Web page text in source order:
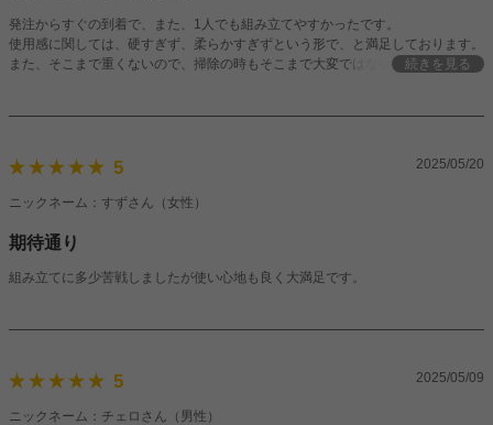
発注からすぐの到着で、また、1人でも組み立てやすかったです。
使用感に関しては、硬すぎず、柔らかすぎずという形で、と満足しております。
また、そこまで重くないので、掃除の時もそこまで大変ではないかと思います。
続きを見る
5 2025/05/20
ニックネーム：すずさん（女性）
期待通り
組み立てに多少苦戦しましたが使い心地も良く大満足です。
5 2025/05/09
ニックネーム：チェロさん（男性）